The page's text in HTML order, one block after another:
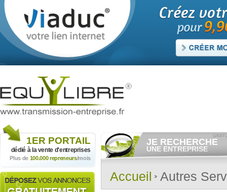
1ER PORTAIL
dédié à la vente d'entreprises
Plus de 100.000 repreneurs/mois
JE RECHERCHE
UNE ENTREPRISE
Consulter gratuitementles
vendre.
Et/ou déposergratuitement
Accueil Autres